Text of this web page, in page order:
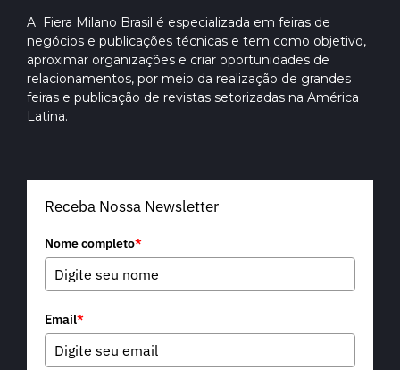
A Fiera Milano Brasil é especializada em feiras de
negócios e publicações técnicas e tem como objetivo,
aproximar organizações e criar oportunidades de
relacionamentos, por meio da realização de grandes
feiras e publicação de revistas setorizadas na América
Latina.
Receba Nossa Newsletter
Nome completo*
Email*